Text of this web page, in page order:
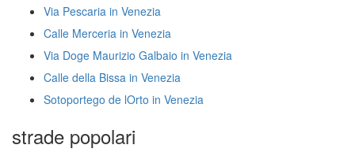
Via Pescaria in Venezia
Calle Merceria in Venezia
Via Doge Maurizio Galbaio in Venezia
Calle della Bissa in Venezia
Sotoportego de lOrto in Venezia
strade popolari